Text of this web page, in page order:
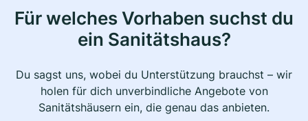
Für welches Vorhaben suchst du
ein Sanitätshaus?
Du sagst uns, wobei du Unterstützung brauchst – wir
holen für dich unverbindliche Angebote von
Sanitätshäusern ein, die genau das anbieten.